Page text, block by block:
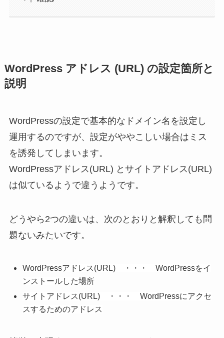
WordPress アドレス (URL) の設定箇所と
説明
WordPressの設定で基本的なドメイン名を設定し
運用するのですが、設定がややこしい場合はミス
を誘発してしまいます。
WordPressアドレス(URL) とサイトアドレス(URL)
は似ているようで違うようです。
どうやら2つの違いは、次のとおりと解釈しても問
題ないみたいです。
WordPressアドレス(URL) ・・・ WordPressをイ
ンストールした場所
サイトアドレス(URL) ・・・ WordPressにアクセ
スするためのアドレス